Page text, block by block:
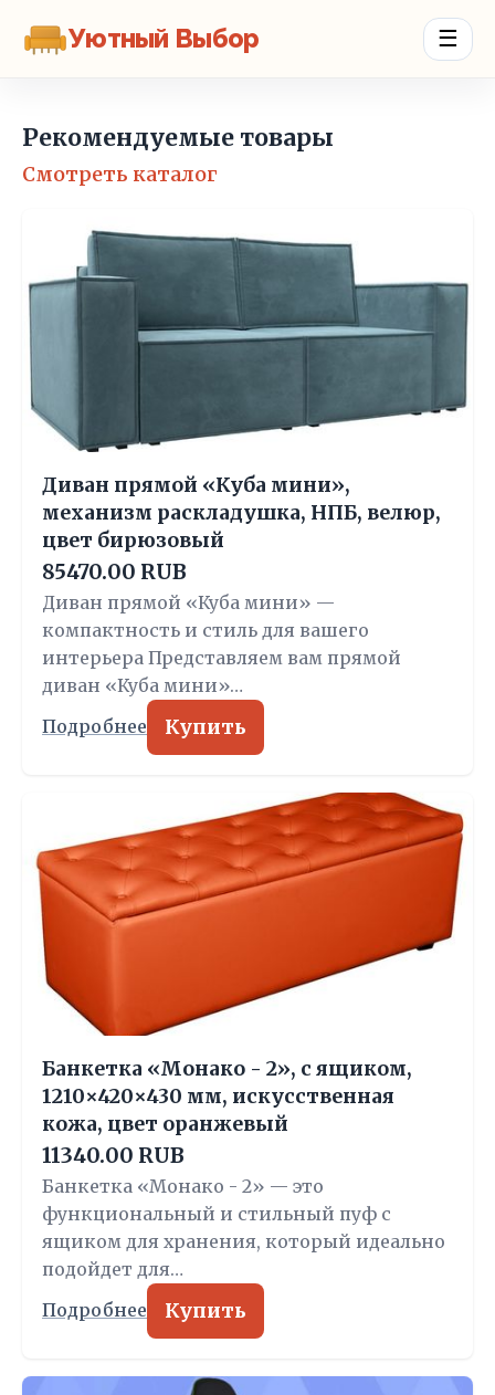
Уютный Выбор ☰
Рекомендуемые товары
Смотреть каталог
Диван прямой «Куба мини»,
механизм раскладушка, НПБ, велюр,
цвет бирюзовый
85470.00 RUB
Диван прямой «Куба мини» —
компактность и стиль для вашего
интерьера Представляем вам прямой
диван «Куба мини»…
Подробнее Купить
Банкетка «Монако - 2», с ящиком,
1210×420×430 мм, искусственная
кожа, цвет оранжевый
11340.00 RUB
Банкетка «Монако - 2» — это
функциональный и стильный пуф с
ящиком для хранения, который идеально
подойдет для…
Подробнее Купить